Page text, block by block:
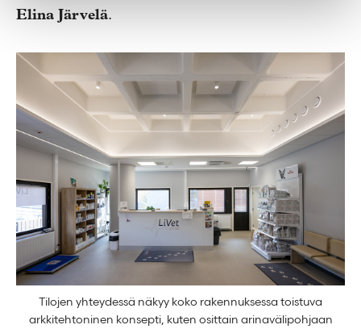
Elina Järvelä.
Tilojen yhteydessä näkyy koko rakennuksessa toistuva
arkkitehtoninen konsepti, kuten osittain arinavälipohjaan